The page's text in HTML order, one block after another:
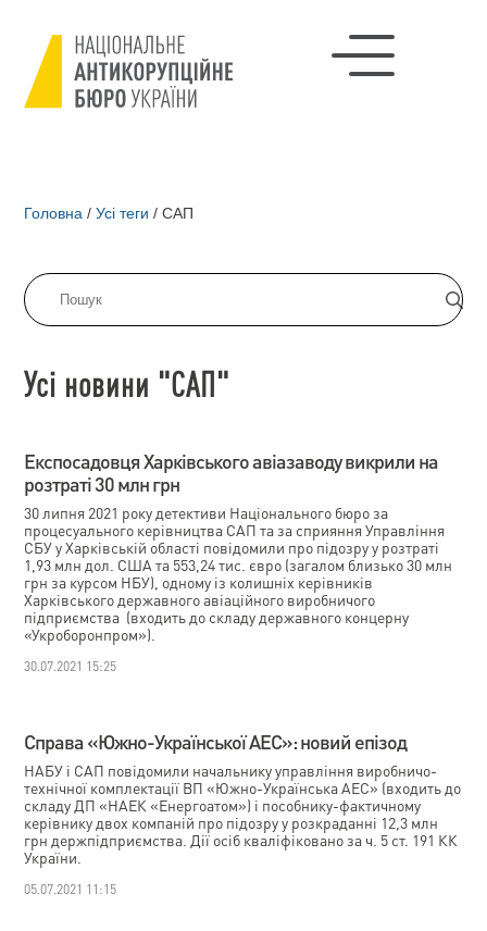
Головна / Усі теги / САП
Усі новини "САП"
Експосадовця Харківського авіазаводу викрили на
розтраті 30 млн грн
30 липня 2021 року детективи Національного бюро за
процесуального керівництва САП та за сприяння Управління
СБУ у Харківській області повідомили про підозру у розтраті
1,93 млн дол. США та 553,24 тис. євро (загалом близько 30 млн
грн за курсом НБУ), одному із колишніх керівників
Харківського державного авіаційного виробничого
підприємства (входить до складу державного концерну
«Укроборонпром»).
30.07.2021 15:25
Справа «Южно-Української АЕС»: новий епізод
НАБУ і САП повідомили начальнику управління виробничо-
технічної комплектації ВП «Южно-Українська АЕС» (входить до
складу ДП «НАЕК «Енергоатом») і пособнику-фактичному
керівнику двох компаній про підозру у розкраданні 12,3 млн
грн держпідприємства. Дії осіб кваліфіковано за ч. 5 ст. 191 КК
України.
05.07.2021 11:15